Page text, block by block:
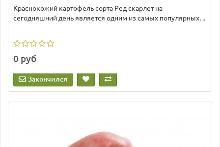
Краснокожий картофель сорта Ред скарлет на
сегодняшний день является одним из самых популярных, ..
0 руб
Закончился